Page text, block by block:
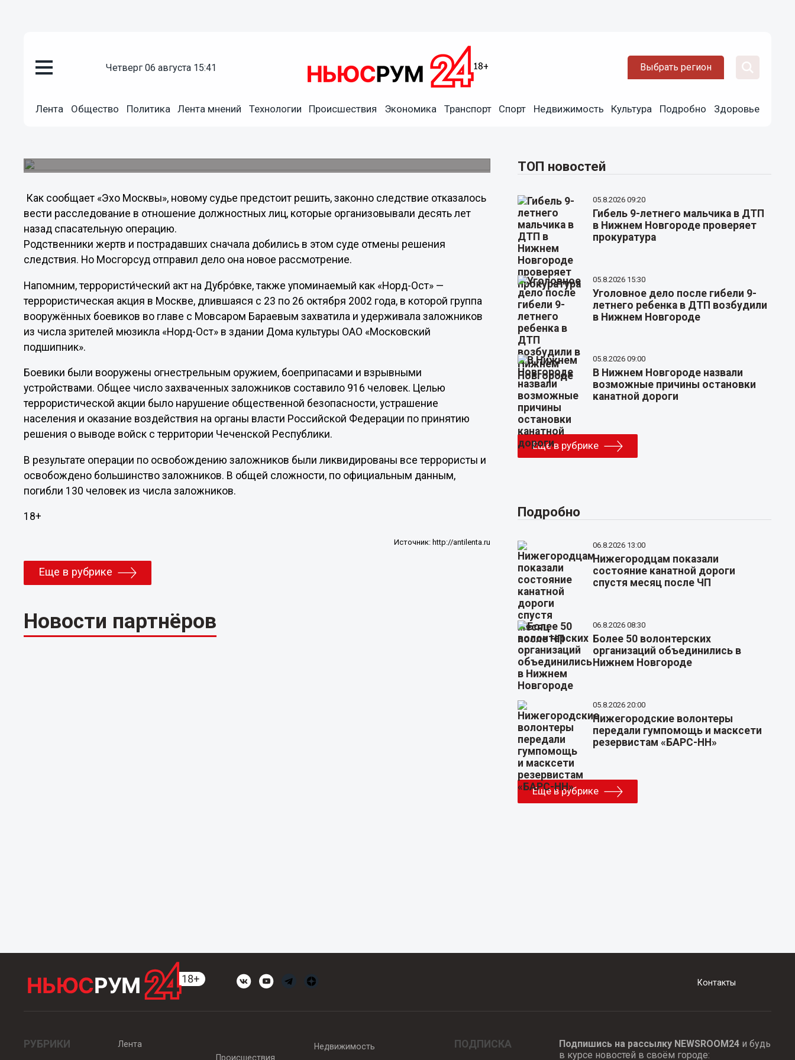
четверг 06 августа 15:41 Выбрать регион
Лента Общество Политика Лента мнений Технологии Происшествия Экономика Транспорт Спорт Недвижимость Культура Подробно Здоровье
Дело о теракте на Дубровке рассмотрит во вторник
Как сообщает «Эхо Москвы», новому судье предстоит решить, законно следствие отказалось
вести расследование в отношение должностных лиц, которые организовывали десять лет
назад спасательную операцию.
Родственники жертв и пострадавших сначала добились в этом суде отмены решения
следствия. Но Мосгорсуд отправил дело она новое рассмотрение.
Напомним, террористи́ческий акт на Дубро́вке, также упоминаемый как «Норд-Ост» —
террористическая акция в Москве, длившаяся с 23 по 26 октября 2002 года, в которой группа
вооружённых боевиков во главе с Мовсаром Бараевым захватила и удерживала заложников
из числа зрителей мюзикла «Норд-Ост» в здании Дома культуры ОАО «Московский
подшипник».
Боевики были вооружены огнестрельным оружием, боеприпасами и взрывными
устройствами. Общее число захваченных заложников составило 916 человек. Целью
террористической акции было нарушение общественной безопасности, устрашение
населения и оказание воздействия на органы власти Российской Федерации по принятию
решения о выводе войск с территории Чеченской Республики.
В результате операции по освобождению заложников были ликвидированы все террористы и
освобождено большинство заложников. В общей сложности, по официальным данным,
погибли 130 человек из числа заложников.
18+
Источник: http://antilenta.ru
Еще в рубрике
Новости партнёров
ТОП новостей
05.8.2026 09:20
Гибель 9-летнего мальчика в ДТП
в Нижнем Новгороде проверяет
прокуратура
05.8.2026 15:30
Уголовное дело после гибели 9-
летнего ребенка в ДТП возбудили
в Нижнем Новгороде
05.8.2026 09:00
В Нижнем Новгороде назвали
возможные причины остановки
канатной дороги
Еще в рубрике
Подробно
06.8.2026 13:00
Нижегородцам показали
состояние канатной дороги
спустя месяц после ЧП
06.8.2026 08:30
Более 50 волонтерских
организаций объединились в
Нижнем Новгороде
05.8.2026 20:00
Нижегородские волонтеры
передали гумпомощь и масксети
резервистам «БАРС-НН»
Еще в рубрике
Контакты
РУБРИКИ
Лента
Происшествия
Недвижимость ПОДПИСКА Подпишись на рассылку NEWSROOM24и будь
в курсе новостей в своём городе: